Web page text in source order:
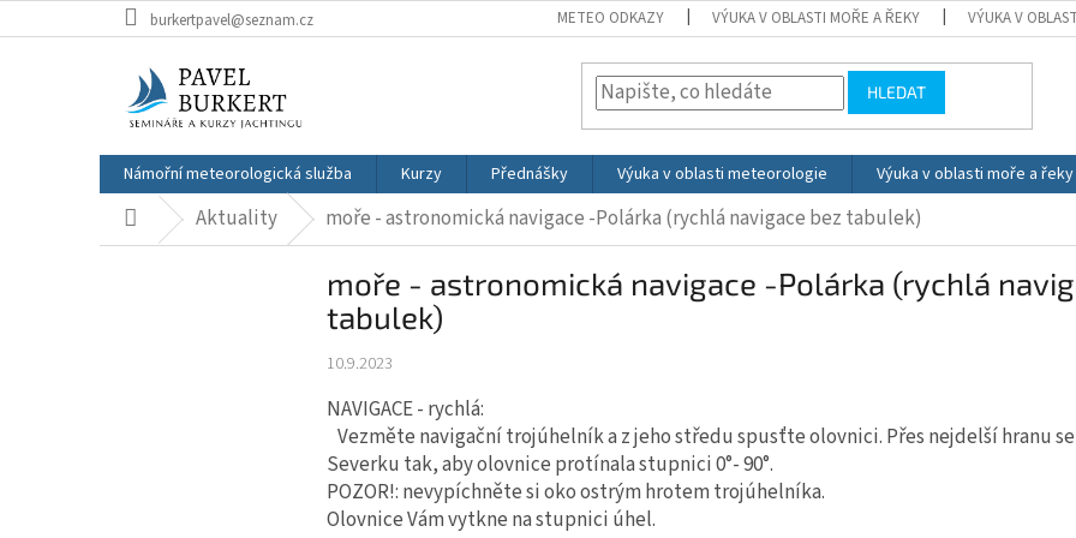
na
burkertpavel@seznam.cz METEO ODKAZY VÝUKA V OBLASTI MOŘE A ŘEKY VÝUKA V
HLEDAT
Námořní meteorologická služba Kurzy Přednášky Výuka v oblasti meteorologie Výuka v oblasti moře a řeky
DomůAktuality moře - astronomická navigace -Polárka (rychlá navigace bez tabulek)
moře - astronomická navigace -Polárka (rychlá
tabulek)
10.9.2023
NAVIGACE - rychlá:
Vezměte navigační trojúhelník a z jeho středu spusťte olovnici. Přes nejdelší hranu
Severku tak, aby olovnice protínala stupnici 0°- 90°.
POZOR!: nevypíchněte si oko ostrým hrotem trojúhelníka.
Olovnice Vám vytkne na stupnici úhel.